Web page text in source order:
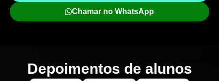
Chamar no WhatsApp
Depoimentos de alunos